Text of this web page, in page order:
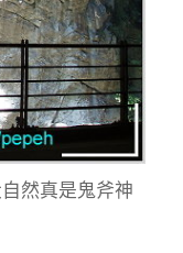
然真是鬼斧神